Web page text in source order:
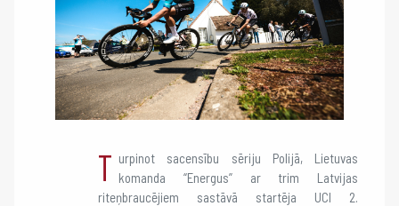
T urpinot sacensību sēriju Polijā, Lietuvas
komanda “Energus” ar trim Latvijas
riteņbraucējiem sastāvā startēja UCI 2.